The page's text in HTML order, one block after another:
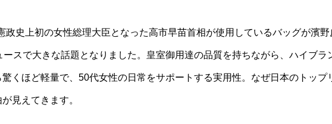
政史上初の女性総理大臣となった高市早苗首相が使用しているバッグが濱
ースで大きな話題となりました。皇室御用達の品質を持ちながら、ハイブラ
くほど軽量で、50代女性の日常をサポートする実用性。なぜ日本のトップ
見えてきます。